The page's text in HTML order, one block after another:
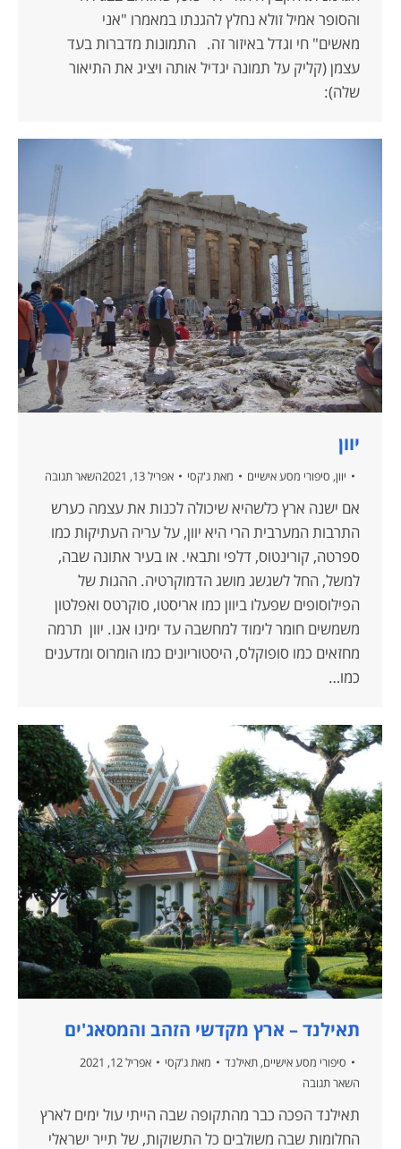
והסופר אמיל זולא נחלץ להגנתו במאמרו "אני
מאשים" חי וגדל באיזור זה. התמונות מדברות בעד
עצמן (קליק על תמונה יגדיל אותה ויציג את התיאור
שלה):
יוון
יוון, סיפורי מסע אישיים מאת ג'קסי אפריל 13, 2021 השאר תגובה
אם ישנה ארץ כלשהיא שיכולה לכנות את עצמה כערש
התרבות המערבית הרי היא יוון, על עריה העתיקות כמו
ספרטה, קורינטוס, דלפי ותבאי. או בעיר אתונה שבה,
למשל, החל לשגשג מושג הדמוקרטיה. ההגות של
הפילוסופים שפעלו ביוון כמו אריסטו, סוקרטס ואפלטון
משמשים חומר לימוד למחשבה עד ימינו אנו. יוון תרמה
מחזאים כמו סופוקלס, היסטוריונים כמו הומרוס ומדענים
כמו…
תאילנד – ארץ מקדשי הזהב והמסאג'ים
סיפורי מסע אישיים, תאילנד מאת ג'קסי
אפריל 12, 2021
השאר תגובה
תאילנד הפכה כבר מהתקופה שבה הייתי עול ימים לארץ
החלומות שבה משולבים כל התשוקות, של תייר ישראלי